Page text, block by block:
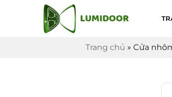
LUMIDOOR
Trang chủ » Cửa